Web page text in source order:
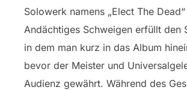
Solowerk namens „Elect The
Andächtiges Schweigen erfüllt den
in dem man kurz in das Album
bevor der Meister und
Audienz gewährt. Während des